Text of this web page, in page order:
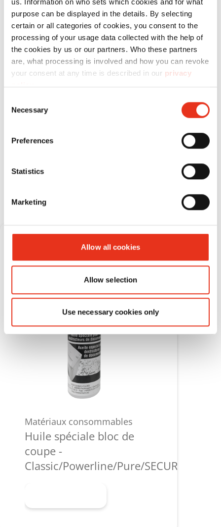
purpose can be displayed in the details. By selecting
certain or all categories of cookies, you consent to the
processing of your usage data collected with the help of
the cookies by us or our partners. Who these partners
are, what processing is involved and how you can revoke
your consent at any time is described in our privacy
policy.
Selection
Necessary
Preferences
Statistics
Marketing
Allow all cookies
Allow selection
Use necessary cookies only
AF150 - 4,5
x 30 mm
Consommables
Matériaux consommables
Huile spéciale bloc de
coupe -
Classic/Powerline/Pure/SECURIO/